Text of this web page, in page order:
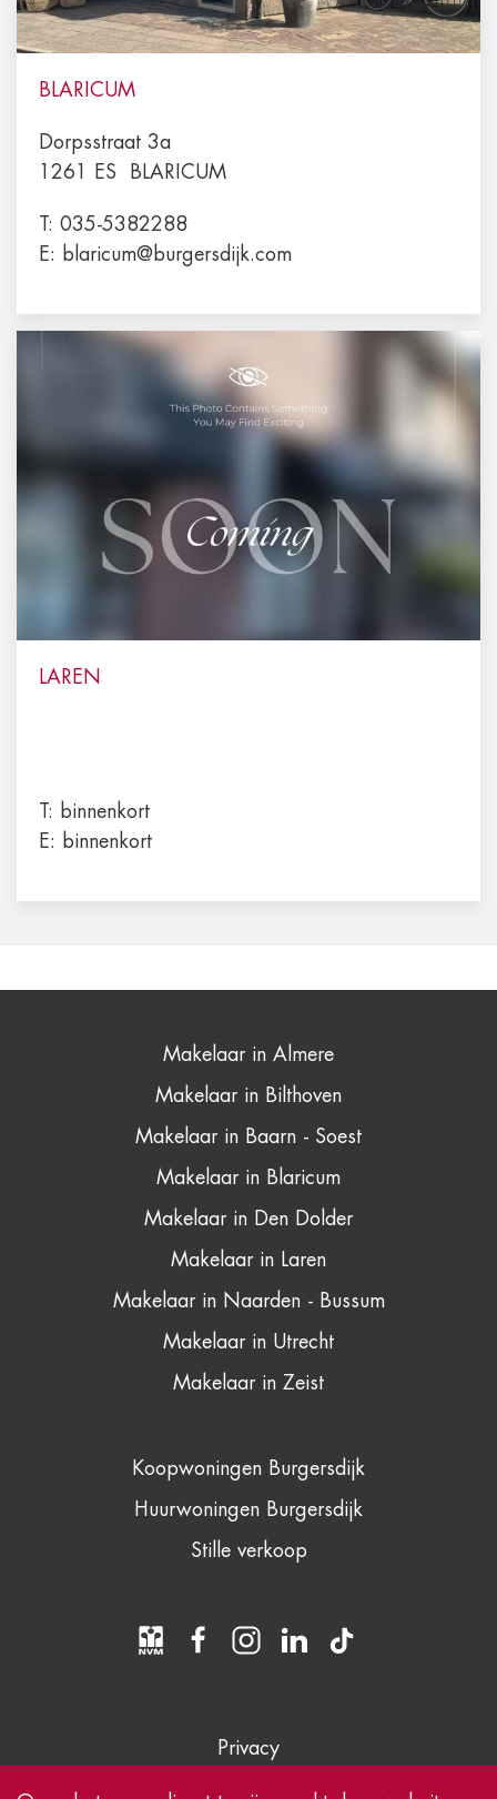
BLARICUM
Dorpsstraat 3a
1261 ES
BLARICUM
T: 035-5382288
E:
blaricum@burgersdijk.com
LAREN
T:
binnenkort
E:
binnenkort
Makelaar in Almere
Makelaar in Bilthoven
Makelaar in Baarn - Soest
Makelaar in Blaricum
Makelaar in Den Dolder
Makelaar in Laren
Makelaar in Naarden - Bussum
Makelaar in Utrecht
Makelaar in Zeist
Koopwoningen Burgersdijk
Huurwoningen Burgersdijk
Stille verkoop
Privacy